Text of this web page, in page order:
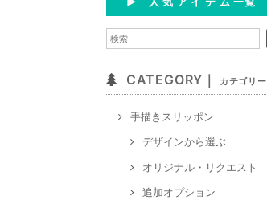
CATEGORY｜ カテゴリー
手描きスリッポン
デザインから選ぶ
オリジナル・リクエスト
追加オプション